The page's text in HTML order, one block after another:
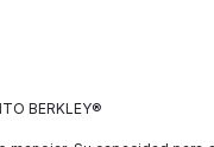
BERKLEY®